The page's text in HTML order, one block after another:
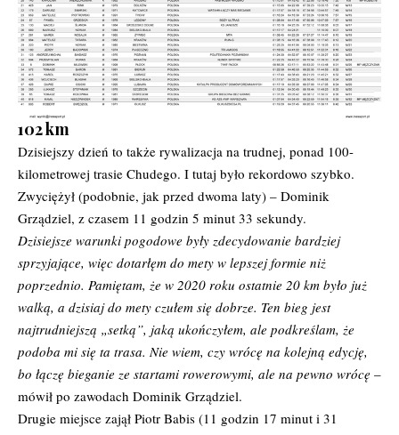
102 km
Dzisiejszy dzień to także rywalizacja na trudnej, ponad 100-
kilometrowej trasie Chudego. I tutaj było rekordowo szybko.
Zwyciężył (podobnie, jak przed dwoma laty) – Dominik
Grządziel, z czasem 11 godzin 5 minut 33 sekundy.
Dzisiejsze warunki pogodowe były zdecydowanie bardziej
sprzyjające, więc dotarłęm do mety w lepszej formie niż
poprzednio. Pamiętam, że w 2020 roku ostatnie 20 km było już
walką, a dzisiaj do mety czułem się dobrze. Ten bieg jest
najtrudniejszą „setką”, jaką ukończyłem, ale podkreślam, że
podoba mi się ta trasa. Nie wiem, czy wrócę na kolejną edycję,
bo łączę bieganie ze startami rowerowymi, ale na pewno wrócę –
mówił po zawodach Dominik Grządziel.
Drugie miejsce zajął Piotr Babis (11 godzin 17 minut i 31